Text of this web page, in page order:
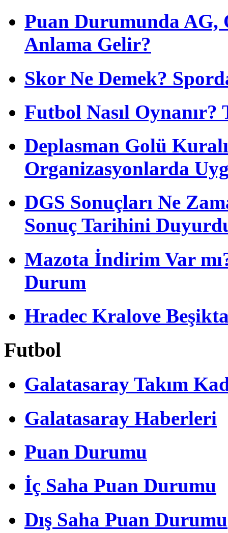
Puan Durumunda AG,
Anlama Gelir?
Skor Ne Demek?
Futbol Nasıl
Deplasman Golü
Organizasyonlarda
DGS Sonuçları Ne
Sonuç Tarihini
Mazota İndirim Var
Durum
Hradec Kralove
Futbol
Galatasaray Takım
Galatasaray Haberleri
Puan Durumu
İç Saha Puan Durumu
Dış Saha Puan Durumu